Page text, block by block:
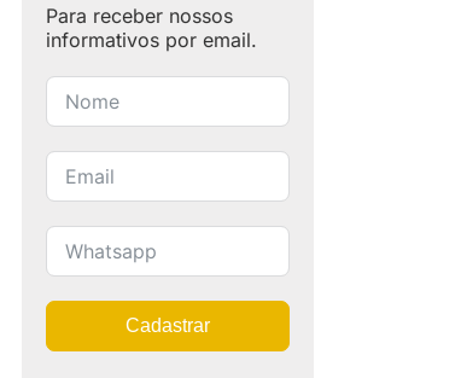
Para receber nossos
informativos por email.
Cadastrar